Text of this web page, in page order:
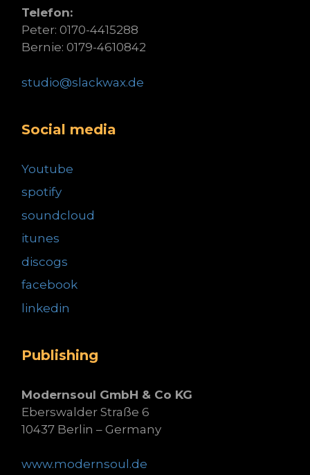
Telefon:
Peter: 0170-4415288
Bernie: 0179-4610842
studio@slackwax.de
Social media
Youtube
spotify
soundcloud
itunes
discogs
facebook
linkedin
Publishing
Modernsoul GmbH & Co KG
Eberswalder Straße 6
10437 Berlin – Germany
www.modernsoul.de